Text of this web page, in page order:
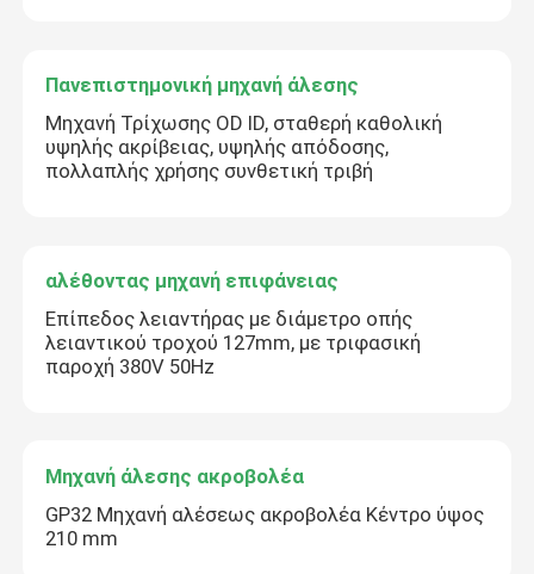
Πανεπιστημονική μηχανή άλεσης
Μηχανή Τρίχωσης OD ID, σταθερή καθολική
υψηλής ακρίβειας, υψηλής απόδοσης,
πολλαπλής χρήσης συνθετική τριβή
αλέθοντας μηχανή επιφάνειας
Επίπεδος λειαντήρας με διάμετρο οπής
λειαντικού τροχού 127mm, με τριφασική
παροχή 380V 50Hz
Μηχανή άλεσης ακροβολέα
GP32 Μηχανή αλέσεως ακροβολέα Κέντρο ύψος
210 mm